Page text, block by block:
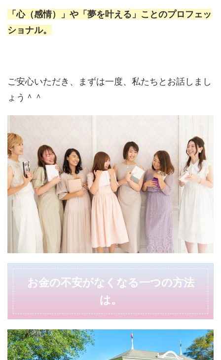
「心（感情）」や「夢を叶える」ことのプロフェッ
ショナル。
ご安心いただき、まずは一度、私たちとお話しまし
ょう＾＾
お金の不安がなくなる一つの方法
は。